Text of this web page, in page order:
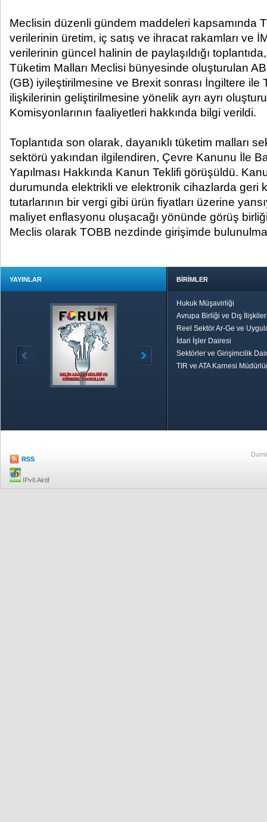
Meclisin düzenli gündem maddeleri kapsamında
verilerinin üretim, iç satış ve ihracat rakamları ve
verilerinin güncel halinin de paylaşıldığı
Tüketim Malları Meclisi bünyesinde oluşturulan
(GB) iyileştirilmesine ve Brexit sonrası İngiltere ile
ilişkilerinin geliştirilmesine yönelik ayrı ayrı
Komisyonlarının faaliyetleri hakkında bilgi verildi.
Toplantıda son olarak, dayanıklı tüketim malları
sektörü yakından ilgilendiren, Çevre Kanunu İle
Yapılması Hakkında Kanun Teklifi görüşüldü.
durumunda elektrikli ve elektronik cihazlarda geri
tutarlarının bir vergi gibi ürün fiyatları üzerine
maliyet enflasyonu oluşacağı yönünde görüş
Meclis olarak TOBB nezdinde girişimde
YAYINLAR BİRİMLER
Hukuk Müşavirliği
Avrupa Birliği ve Dış
Reel Sektör Ar-Ge ve
İdari İşler Dairesi
Sektörler ve Girişimcilik
TIR ve ATA Karnesi
RSS
IPv6 Aktif